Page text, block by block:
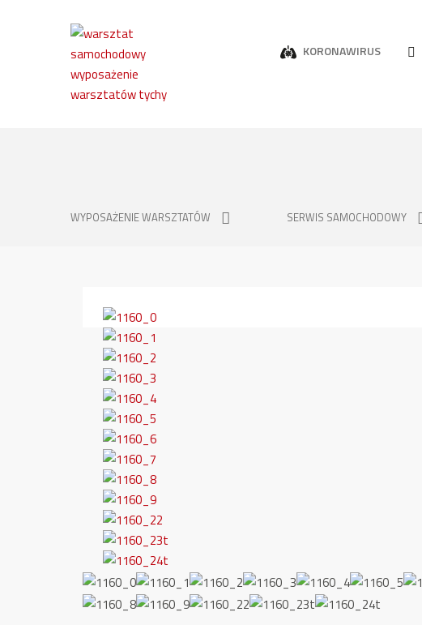
KORONAWIRUS
WYPOSAŻENIE WARSZTATÓW SERWIS SAMOCHODOWY